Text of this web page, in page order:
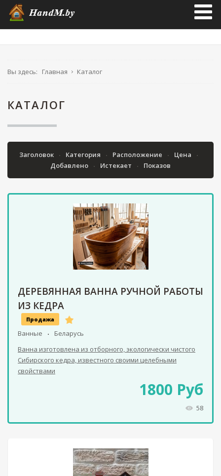
Вы здесь: Главная Каталог
КАТАЛОГ
Заголовок Категория Расположение
Цена
Добавлено
Истекает Показов
ДЕРЕВЯННАЯ ВАННА РУЧНОЙ РАБОТЫ
ИЗ КЕДРА
Продажа
Ванные
Беларусь
Ванна изготовлена из отборного, экологически чистого
Сибирского кедра, известного своими целебными
свойствами
1800 Руб
58